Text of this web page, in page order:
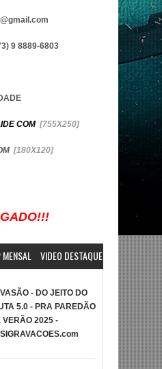
9 8889-6803
COM [755X250]
[180X120]
VIDEO DESTAQUE
- DO JEITO DO
5.0 - PRA PAREDÃO
VERÃO 2025 -